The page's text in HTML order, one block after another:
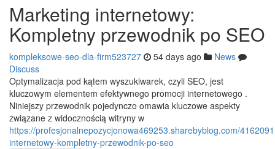
Marketing internetowy:
Kompletny przewodnik po SEO
kompleksowe-seo-dla-firm523727 54 days ago
News
Discuss
Optymalizacja pod kątem wyszukiwarek, czyli SEO, jest
kluczowym elementem efektywnego promocji internetowego .
Niniejszy przewodnik pojedynczo omawia kluczowe aspekty
związane z widocznością witryny w
https://profesjonalnepozycjonowa469253.sharebyblog.com/
internetowy-kompletny-przewodnik-po-seo